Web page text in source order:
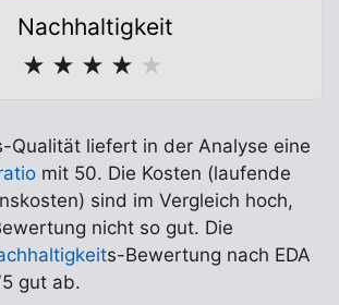
Nachhaltigkeit
★ ★ ★ ★ ★
Qualität liefert in der Analyse eine
mit 50. Die Kosten (laufende
sind im Vergleich hoch,
nicht so gut. Die
s-Bewertung nach EDA
gut ab.